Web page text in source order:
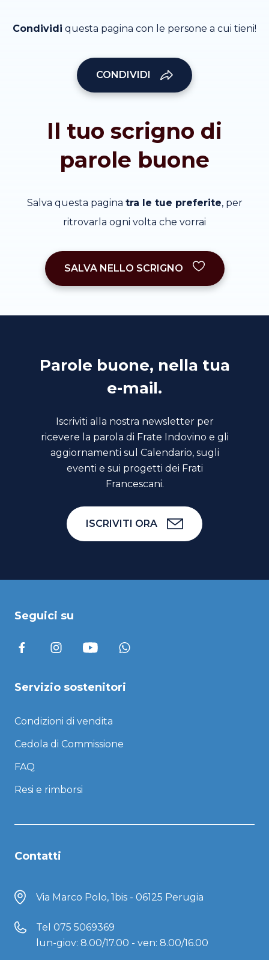
Condividi questa pagina con le persone a cui tieni!
CONDIVIDI
Il tuo scrigno di
parole buone
Salva questa pagina tra le tue preferite, per
ritrovarla ogni volta che vorrai
SALVA NELLO SCRIGNO
Parole buone, nella tua
e-mail.
Iscriviti alla nostra newsletter per
ricevere la parola di Frate Indovino e gli
aggiornamenti sul Calendario, sugli
eventi e sui progetti dei Frati
Francescani.
ISCRIVITI ORA
Seguici su
Servizio sostenitori
Condizioni di vendita
Cedola di Commissione
FAQ
Resi e rimborsi
Contatti
Via Marco Polo, 1bis - 06125 Perugia
Tel 075 5069369
lun-giov: 8.00/17.00 - ven: 8.00/16.00